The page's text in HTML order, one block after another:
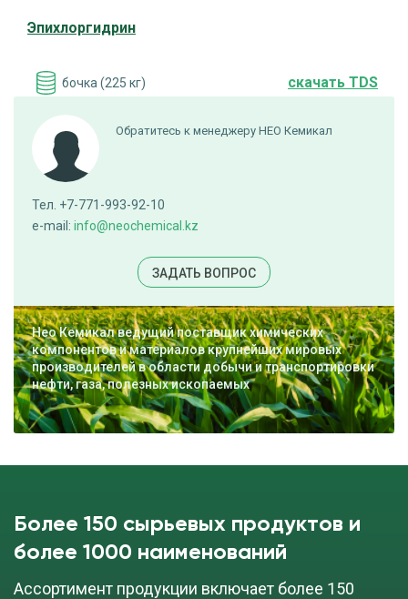
Эпихлоргидрин
бочка (225 кг) cкачать TDS
ПОД ЗАКАЗ
Обратитесь к менеджеру НЕО Кемикал
Тел. +7-771-993-92-10
e-mail: info@neochemical.kz
ЗАДАТЬ ВОПРОС
Нео Кемикал ведущий поставщик химических
компонентов и материалов крупнейших мировых
производителей в области добычи и транспортировки
нефти, газа, полезных ископаемых
Более 150 сырьевых продуктов и
более 1000 наименований
Ассортимент продукции включает более 150